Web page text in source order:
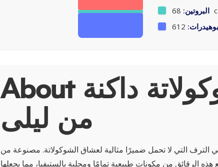
البروتين:
About رقائق شوكولاتة داكنة
من ليلى
هي الترف التي لا تحمل ضميرًا مثالية لعشاق الشوكولاتة. مصنوعة من
الرقائق من مكونات طبيعية تمامًا ومحلىة بالستيفيا، مما يجعلها